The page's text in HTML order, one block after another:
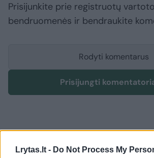
Lrytas.lt - Do Not Process My
Prisijunkite prie registruotų
bendruomenės ir bendraukite
Rodyti komentarus
Prisijungti